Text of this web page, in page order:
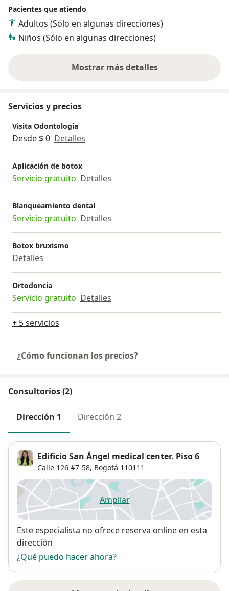
Pacientes que atiendo
Adultos (Sólo en algunas direcciones)
Niños (Sólo en algunas direcciones)
Mostrar más detalles
sobre la experiencia
Servicios y precios
Visita Odontología
Desde $ 0 Detalles
Aplicación de botox
Servicio gratuito Detalles
Blanqueamiento dental
Servicio gratuito Detalles
Botox bruxismo
Detalles
Ortodoncia
Servicio gratuito Detalles
+ 5 servicios
¿Cómo funcionan los precios?
Consultorios (2)
Dirección 1 Dirección 2
Edificio San Ángel medical center. Piso 6
Calle 126 #7-58, Bogotá 110111
Ampliarse abre en una nueva
Disponibilidad
Este especialista no ofrece reserva online en esta
dirección
¿Qué puedo hacer ahora?